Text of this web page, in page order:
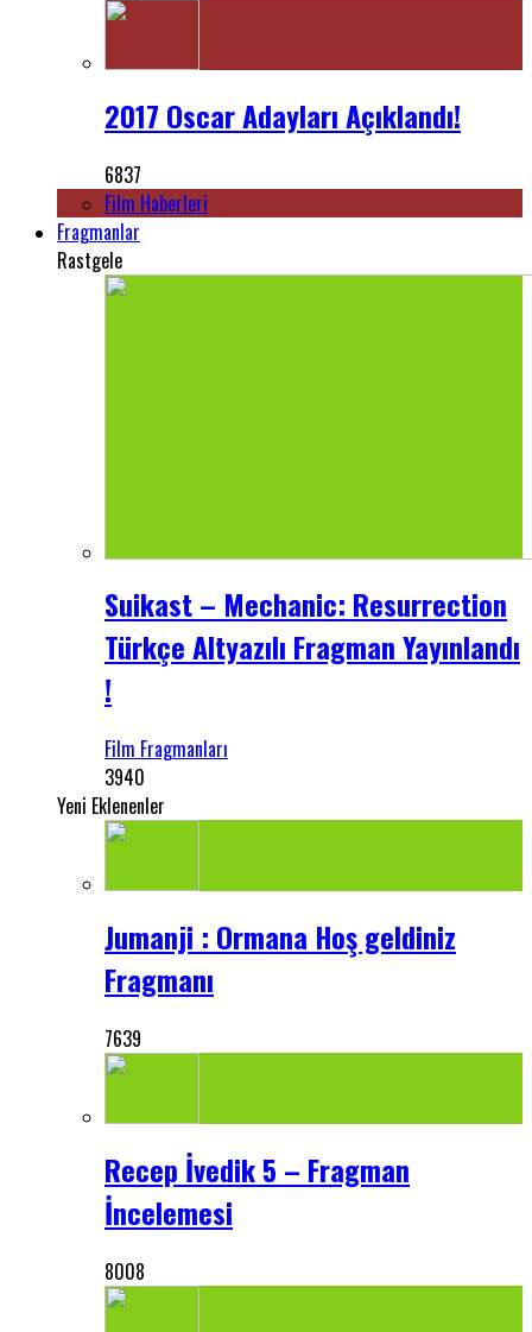
2017 Oscar Adayları Açıklandı!
6837
Film Haberleri
Fragmanlar
Rastgele
Suikast – Mechanic: Resurrection
Türkçe Altyazılı Fragman Yayınlandı
!
Film Fragmanları
3940
Yeni Eklenenler
Jumanji : Ormana Hoş geldiniz
Fragmanı
7639
Recep İvedik 5 – Fragman
İncelemesi
8008